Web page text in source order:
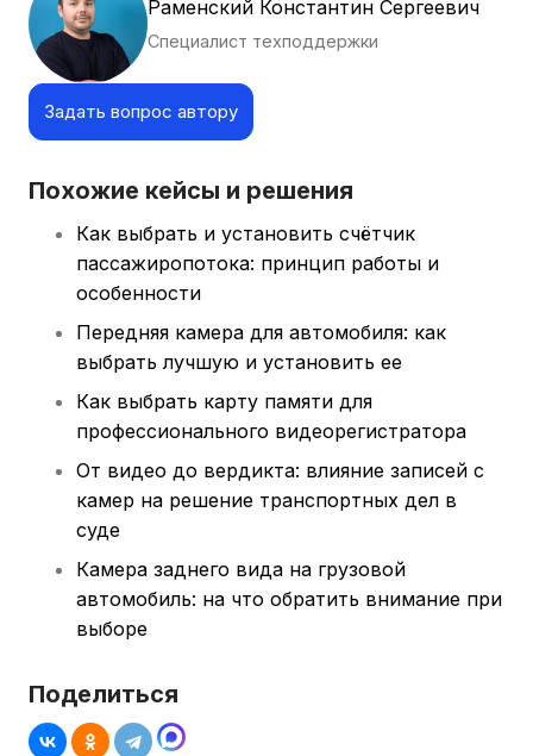
Раменский Константин Сергеевич
Специалист техподдержки
Задать вопрос автору
Похожие кейсы и решения
Как выбрать и установить счётчик
пассажиропотока: принцип работы и
особенности
Передняя камера для автомобиля: как
выбрать лучшую и установить ее
Как выбрать карту памяти для
профессионального видеорегистратора
От видео до вердикта: влияние записей с
камер на решение транспортных дел в
суде
Камера заднего вида на грузовой
автомобиль: на что обратить внимание при
выборе
Поделиться